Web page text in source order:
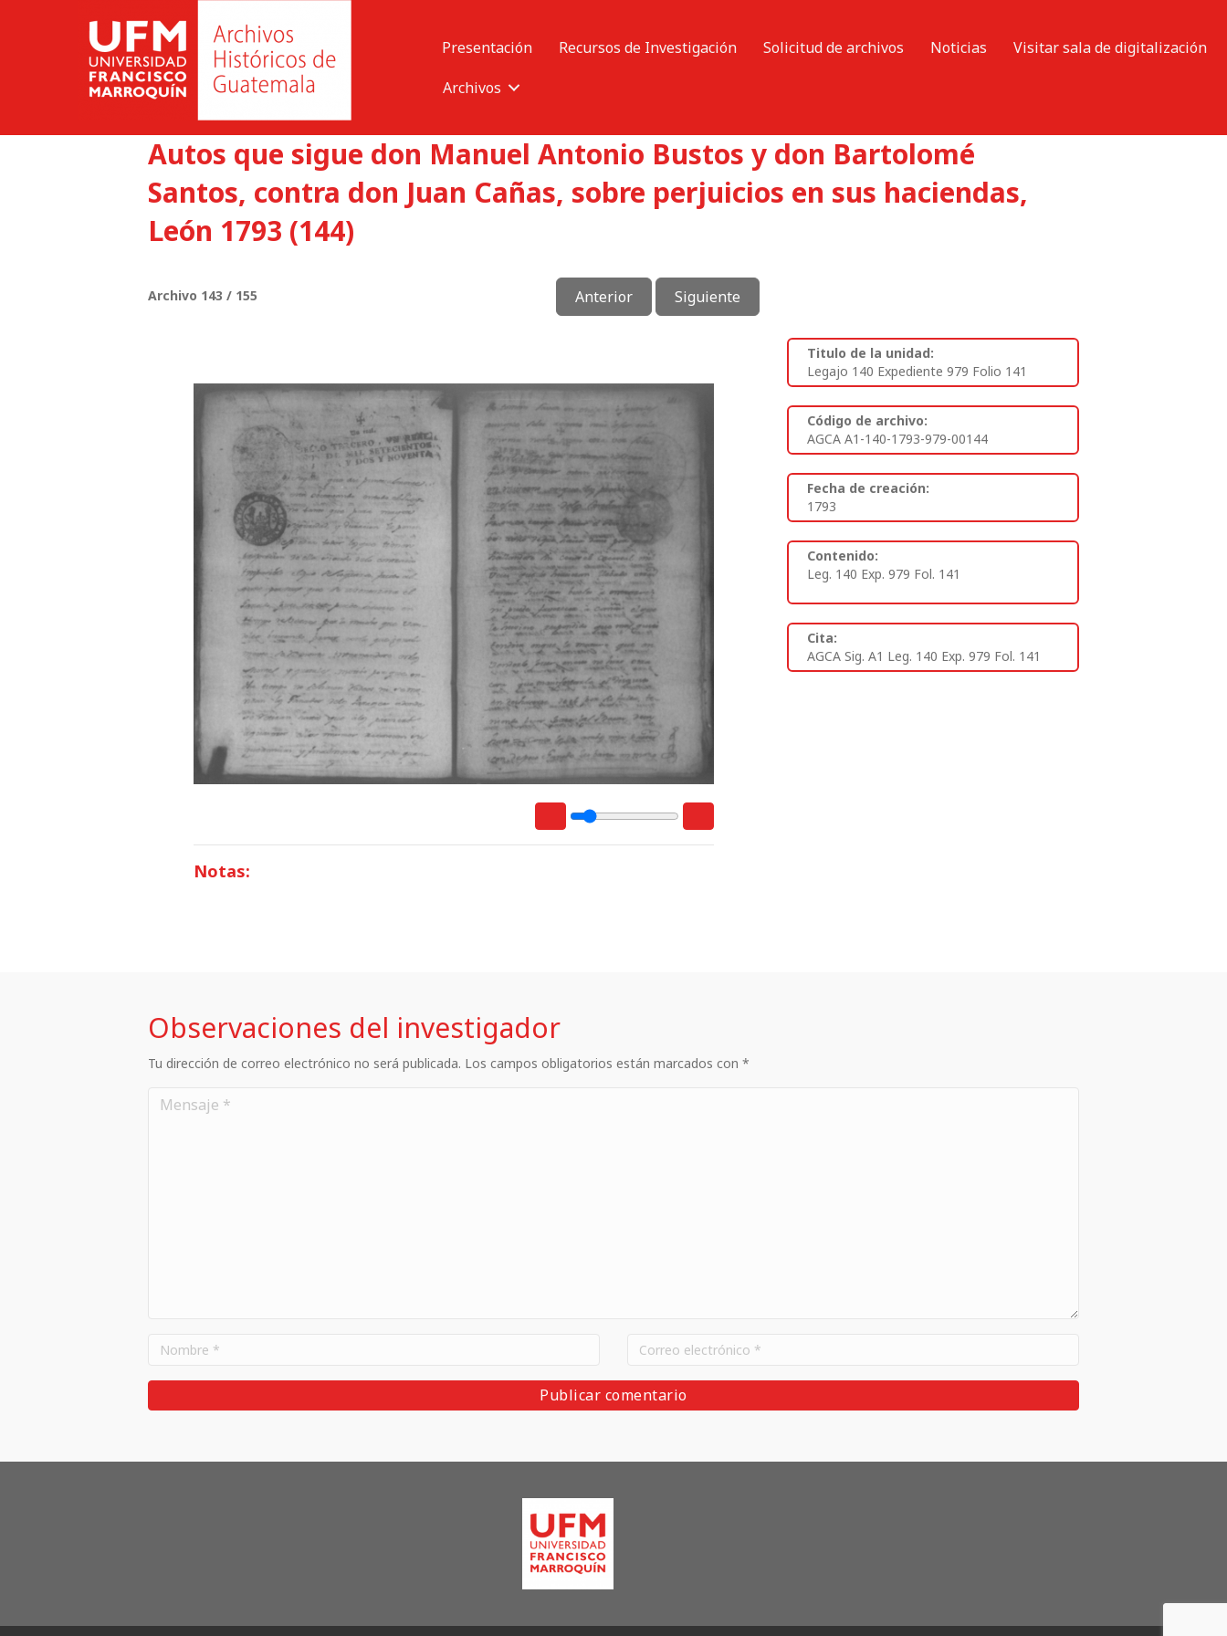
Presentación Recursos de Investigación Solicitud de archivos Noticias
Visitar sala de digitalización
Archivos
Autos que sigue don Manuel Antonio Bustos y don Bartolomé
Santos, contra don Juan Cañas, sobre perjuicios en sus haciendas,
León 1793 (144)
Archivo 143 / 155 Anterior Siguiente
Notas:
Titulo de la unidad:
Legajo 140 Expediente 979 Folio 141
Código de archivo:
AGCA A1-140-1793-979-00144
Fecha de creación:
1793
Contenido:
Leg. 140 Exp. 979 Fol. 141
Cita:
AGCA Sig. A1 Leg. 140 Exp. 979 Fol. 141
Observaciones del investigador
Tu dirección de correo electrónico no será publicada. Los campos obligatorios están marcados con *